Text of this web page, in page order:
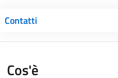
Contatti
Cos'è